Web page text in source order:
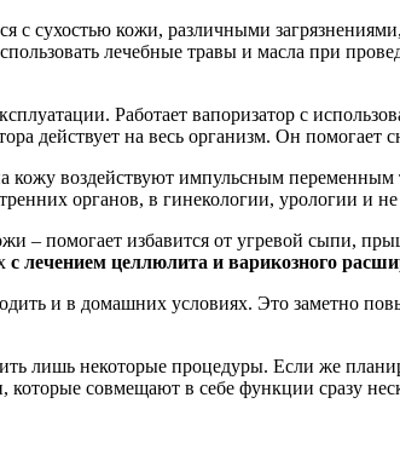
с сухостью кожи, различными
лечебные травы и масла при
Работает вапоризатор с
действует на весь организм. Он помогает
кожу воздействуют импульсным
органов, в гинекологии, урологии и не
– помогает избавится от угревой сыпи,
с лечением целлюлита и варикозного
и в домашних условиях. Это заметно
лишь некоторые процедуры. Если же
совмещают в себе функции сразу